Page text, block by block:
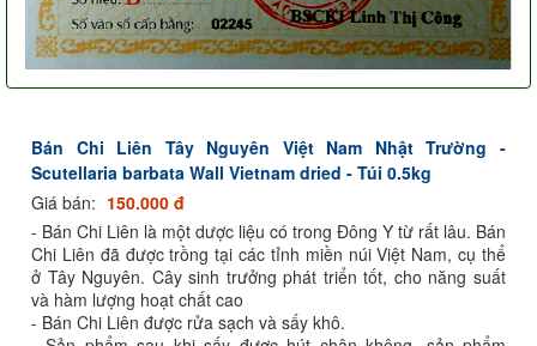
Bán Chi Liên Tây Nguyên Việt Nam Nhật Trường -
Scutellaria barbata Wall Vietnam dried - Túi 0.5kg
Giá bán: 150.000 đ
- Bán Chi Liên là một dược liệu có trong Đông Y từ rất lâu. Bán
Chi Liên đã được trồng tại các tỉnh miền núi Việt Nam, cụ thể
ở Tây Nguyên. Cây sinh trưởng phát triển tốt, cho năng suất
và hàm lượng hoạt chất cao
- Bán Chi Liên được rửa sạch và sấy khô.